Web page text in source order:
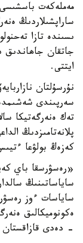
مەملەكەت
ساراپشىلاردىڭ
ىسىندە تازا
جاتقان جاھاندىق
ايتتى.
سەرپىندى
تەك ەنەرگەتيكا
پلانەتامىزدىڭ
كەزەڭ بولۋعا
«رەسۋرسقا باي
ساياساتىنىڭ
ساياسات ءوز
ەكونوميكالىق
- دەدى قازاقستان